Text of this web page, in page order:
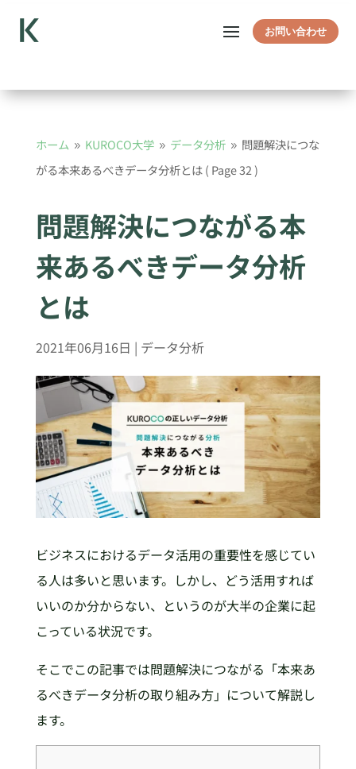
お問い合わせ
ホーム 9 KUROCO大学 9 データ分析 9 問題解決につな
がる本来あるべきデータ分析とは( Page 32 )
問題解決につながる本
来あるべきデータ分析
とは
2021年06月16日 | データ分析
ビジネスにおけるデータ活用の重要性を感じてい
る人は多いと思います。しかし、どう活用すれば
いいのか分からない、というのが大半の企業に起
こっている状況です。
そこでこの記事では問題解決につながる「本来あ
るべきデータ分析の取り組み方」について解説し
ます。